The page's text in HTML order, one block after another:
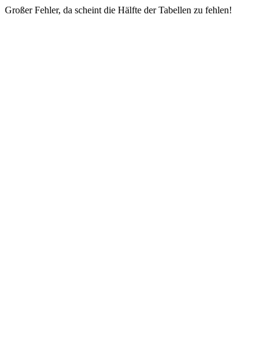
Großer Fehler, da scheint die Hälfte der Tabellen zu fehlen!